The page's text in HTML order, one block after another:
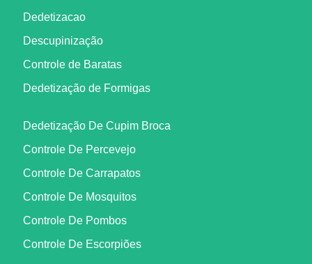
Dedetizacao
Descupinização
Controle de Baratas
Dedetização de Formigas
Dedetização De Cupim Broca
Controle De Percevejo
Controle De Carrapatos
Controle De Mosquitos
Controle De Pombos
Controle De Escorpiões